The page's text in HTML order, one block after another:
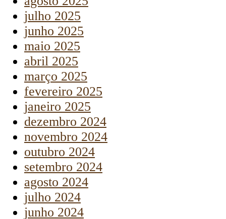
julho 2025
junho 2025
maio 2025
abril 2025
março 2025
fevereiro 2025
janeiro 2025
dezembro 2024
novembro 2024
outubro 2024
setembro 2024
agosto 2024
julho 2024
junho 2024